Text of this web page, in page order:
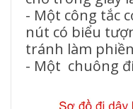
- Một công tắc
nút có biểu
tránh làm
- Một chuông